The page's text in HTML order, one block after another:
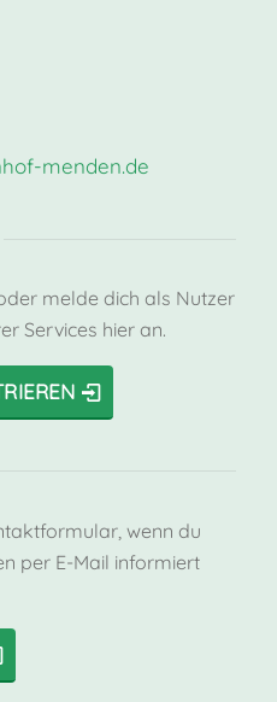
menden.de
melde dich als Nutzer
Services hier an.
wenn du
per E-Mail informiert